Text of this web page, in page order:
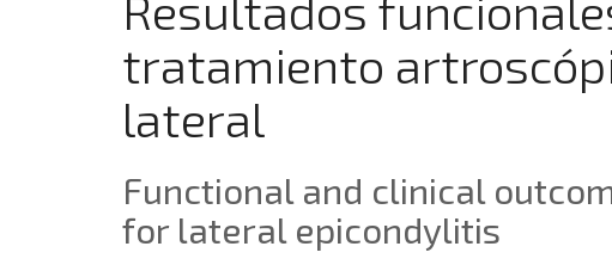
tratamiento
lateral
Functional and clinical
for lateral epicondylitis